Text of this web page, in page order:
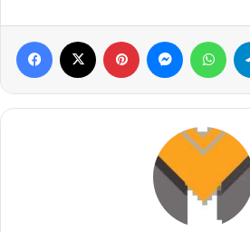
Facebook Pinterest Messenger